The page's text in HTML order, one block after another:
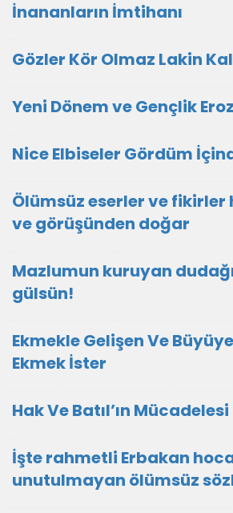
İnananların İmtihanı
Gözler Kör Olmaz Lakin
Yeni Dönem ve Gençlik
Nice Elbiseler Gördüm
Ölümsüz eserler ve fikirler
ve görüşünden doğar
Mazlumun kuruyan
gülsün!
Ekmekle Gelişen Ve
Ekmek İster
Hak Ve Batıl’ın Mücadelesi
İşte rahmetli Erbakan
unutulmayan ölümsüz